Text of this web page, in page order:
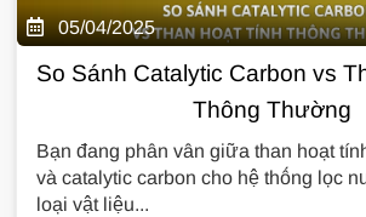
05/04/2025
So Sánh Catalytic Carbon vs
Thông Thường
Bạn đang phân vân giữa than hoạt
và catalytic carbon cho hệ thống lọc
loại vật liệu...